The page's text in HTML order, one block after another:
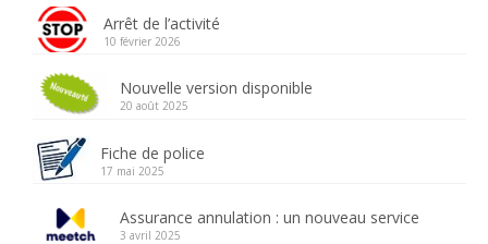
Arrêt de l’activité
10 février 2026
Nouvelle version disponible
20 août 2025
Fiche de police
17 mai 2025
Assurance annulation : un nouveau service
3 avril 2025